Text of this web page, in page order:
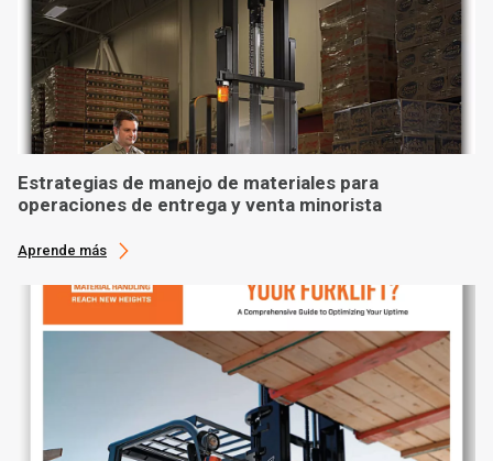
Estrategias de manejo de materiales para
operaciones de entrega y venta minorista
Aprende más